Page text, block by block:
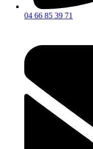
04 66 85 39 71